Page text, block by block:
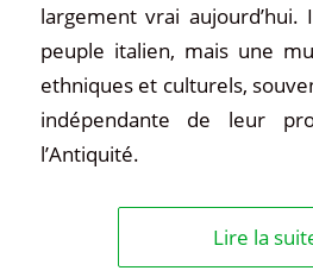
largement vrai aujourd’hui.
peuple italien, mais une
ethniques et culturels,
indépendante de leur
l’Antiquité.
Lire la